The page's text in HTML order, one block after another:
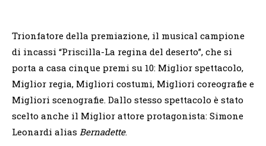
Trionfatore della premiazione, il musical campione
di incassi “Priscilla-La regina del deserto”, che si
porta a casa cinque premi su 10: Miglior spettacolo,
Miglior regia, Migliori costumi, Migliori coreografie e
Migliori scenografie. Dallo stesso spettacolo è stato
scelto anche il Miglior attore protagonista: Simone
Leonardi alias Bernadette.